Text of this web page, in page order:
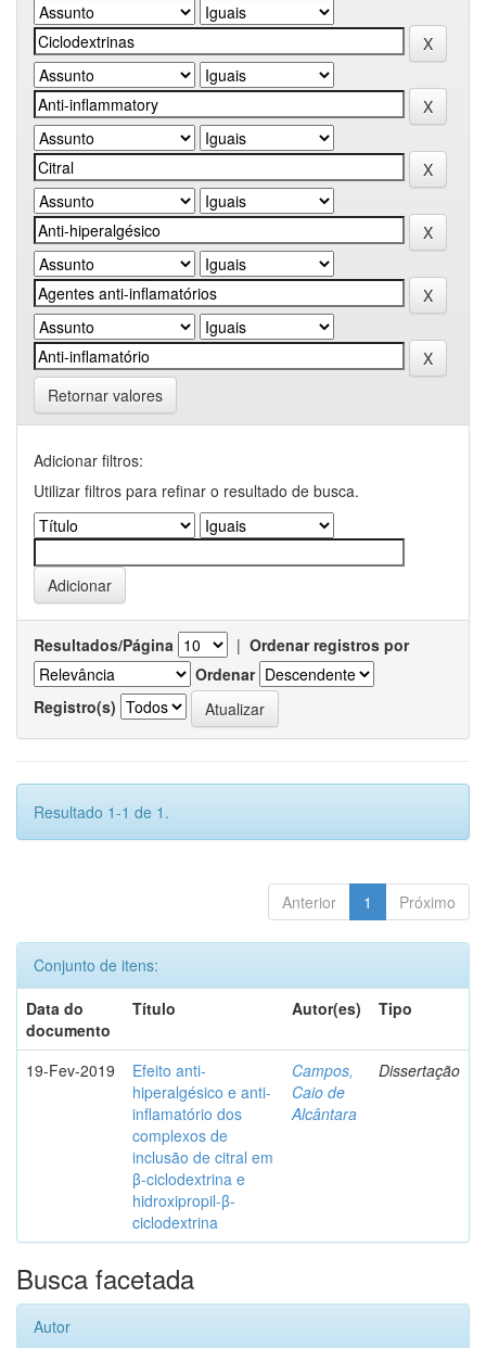
Retornar valores
Adicionar filtros:
Utilizar filtros para refinar o resultado de busca.
Resultados/Página | Ordenar registros por
Ordenar
Registro(s)
Resultado 1-1 de 1.
Anterior 1 Próximo
Conjunto de itens:
Data do
documento
Título Autor(es) Tipo
19-Fev-2019
Efeito anti-
hiperalgésico e anti-
inflamatório dos
complexos de
inclusão de citral em
β-ciclodextrina e
hidroxipropil-β-
ciclodextrina
Campos,
Caio de
Alcântara
Dissertação
Busca facetada
Autor